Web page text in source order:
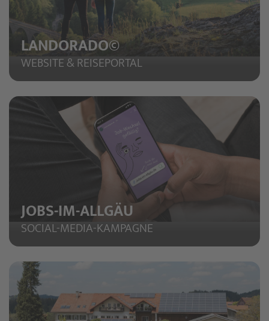
LANDORADO©
WEBSITE & REISEPORTAL
JOBS-IM-ALLGÄU
SOCIAL-MEDIA-KAMPAGNE